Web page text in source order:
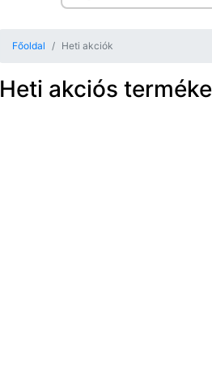
Főoldal Heti akciók
Heti akciós